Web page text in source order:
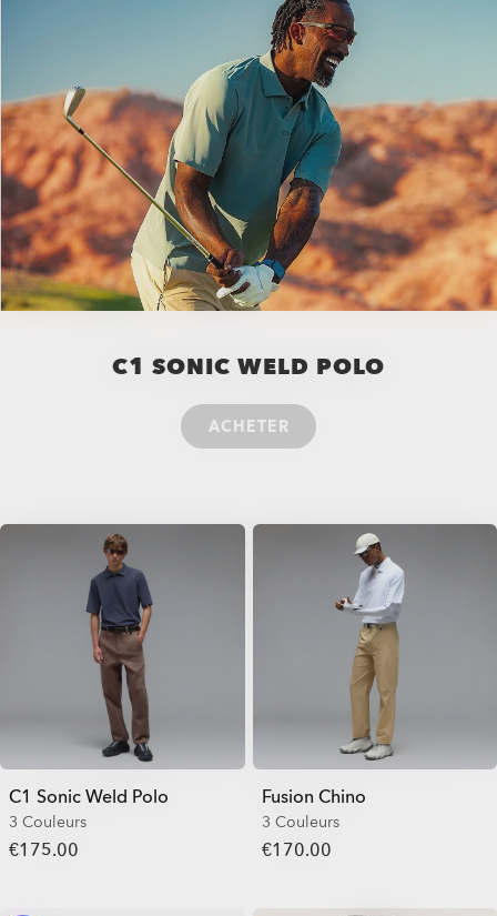
C1 Sonic Weld Polo
3 Couleurs
€175.00
Fusion Chino
3 Couleurs
€170.00
C1 SONIC WELD POLO
ACHETER